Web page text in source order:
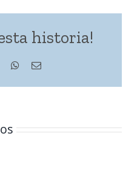
historia!
WhatsApp
Correo